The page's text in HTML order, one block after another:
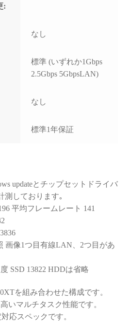
:
なし
標準 (いずれか1Gbps
2.5Gbps 5GbpsLAN)
なし
標準1年保証
updateとチップセットドライバ
測しております｡
平均フレームレート 141
画像1つ目有線LAN、2つ目があ
SSD 13822 HDDは省略
を組み合わせた構成です。
いマルチタスク性能です。
応スペックです。